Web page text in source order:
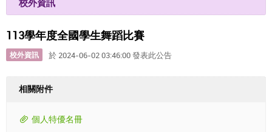
校外資訊
113學年度全國學生舞蹈比賽
校外資訊 於 2024-06-02 03:46:00 發表此公告
相關附件
個人特優名冊